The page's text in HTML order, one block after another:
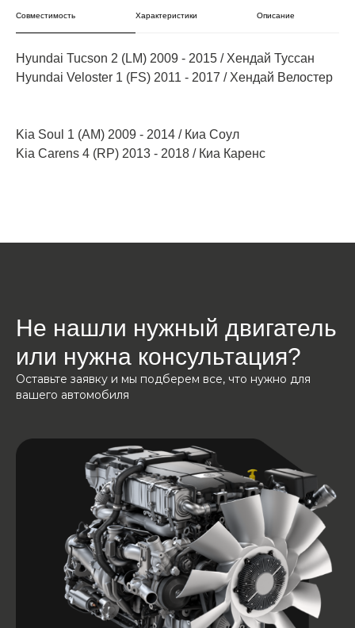
Совместимость Характеристики Описание
Hyundai Tucson 2 (LM) 2009 - 2015 / Хендай Туссан​
Hyundai Veloster 1 (FS) 2011 - 2017 / Хендай Велостер​
Kia Soul 1 (AM) 2009 - 2014 / Киа Соул​
Kia Carens 4 (RP) 2013 - 2018 / Киа Каренс
Не нашли нужный двигатель
или нужна консультация?
Оставьте заявку и мы подберем все, что нужно для
вашего автомобиля